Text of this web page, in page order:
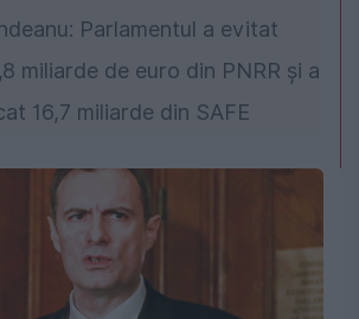
Parlamentul a evitat
miliarde de euro din PNRR și a
16,7 miliarde din SAFE